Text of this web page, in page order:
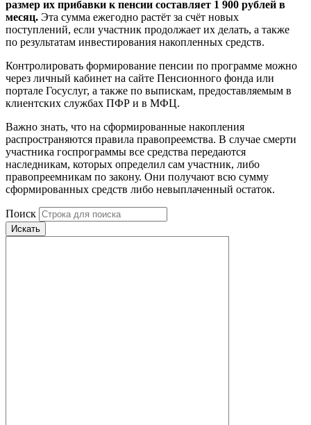
размер их прибавки к пенсии составляет 1 900 рублей в
месяц. Эта сумма ежегодно растёт за счёт новых
поступлений, если участник продолжает их делать, а также
по результатам инвестирования накопленных средств.
Контролировать формирование пенсии по программе можно
через личный кабинет на сайте Пенсионного фонда или
портале Госуслуг, а также по выпискам, предоставляемым в
клиентских службах ПФР и в МФЦ.
Важно знать, что на сформированные накопления
распространяются правила правопреемства. В случае смерти
участника госпрограммы все средства передаются
наследникам, которых определил сам участник, либо
правопреемникам по закону. Они получают всю сумму
сформированных средств либо невыплаченный остаток.
Поиск
Искать